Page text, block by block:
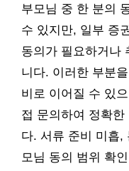
부모님 중 한 분의
수 있지만, 일부 증
동의가 필요하거나
니다. 이러한 부분
비로 이어질 수 있
접 문의하여 정확한
다. 서류 준비 미흡,
모님 동의 범위 확